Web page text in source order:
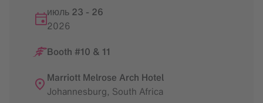
июль 23 - 26
2026
Booth #10 & 11
Marriott Melrose Arch Hotel
Johannesburg, South Africa